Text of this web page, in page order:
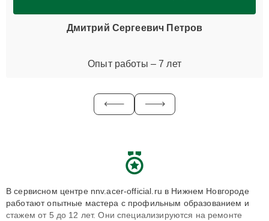
Дмитрий Сергеевич Петров
Опыт работы – 7 лет
В сервисном центре nnv.acer-official.ru в Нижнем Новгороде
работают опытные мастера с профильным образованием и
стажем от 5 до 12 лет. Они специализируются на ремонте